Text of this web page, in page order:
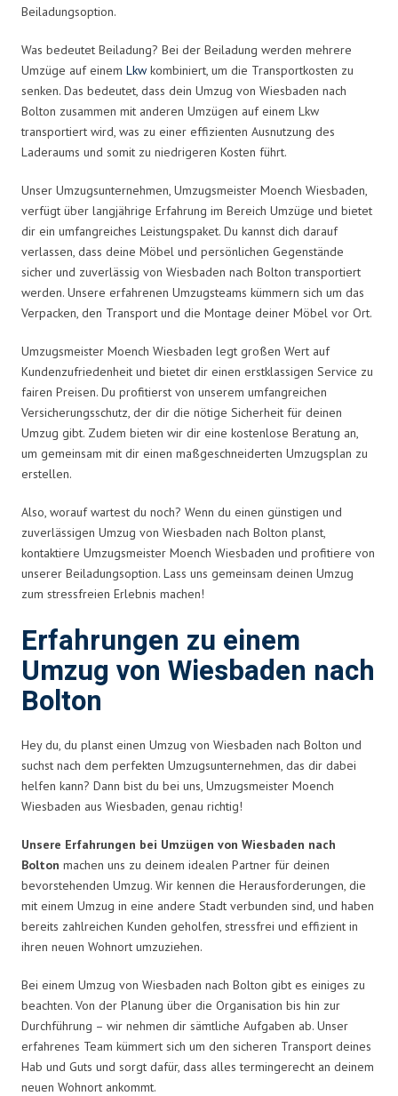
Beiladungsoption.
Was bedeutet Beiladung? Bei der Beiladung werden mehrere
Umzüge auf einem Lkw kombiniert, um die Transportkosten zu
senken. Das bedeutet, dass dein Umzug von Wiesbaden nach
Bolton zusammen mit anderen Umzügen auf einem Lkw
transportiert wird, was zu einer effizienten Ausnutzung des
Laderaums und somit zu niedrigeren Kosten führt.
Unser Umzugsunternehmen, Umzugsmeister Moench Wiesbaden,
verfügt über langjährige Erfahrung im Bereich Umzüge und bietet
dir ein umfangreiches Leistungspaket. Du kannst dich darauf
verlassen, dass deine Möbel und persönlichen Gegenstände
sicher und zuverlässig von Wiesbaden nach Bolton transportiert
werden. Unsere erfahrenen Umzugsteams kümmern sich um das
Verpacken, den Transport und die Montage deiner Möbel vor Ort.
Umzugsmeister Moench Wiesbaden legt großen Wert auf
Kundenzufriedenheit und bietet dir einen erstklassigen Service zu
fairen Preisen. Du profitierst von unserem umfangreichen
Versicherungsschutz, der dir die nötige Sicherheit für deinen
Umzug gibt. Zudem bieten wir dir eine kostenlose Beratung an,
um gemeinsam mit dir einen maßgeschneiderten Umzugsplan zu
erstellen.
Also, worauf wartest du noch? Wenn du einen günstigen und
zuverlässigen Umzug von Wiesbaden nach Bolton planst,
kontaktiere Umzugsmeister Moench Wiesbaden und profitiere von
unserer Beiladungsoption. Lass uns gemeinsam deinen Umzug
zum stressfreien Erlebnis machen!
Erfahrungen zu einem
Umzug von Wiesbaden nach
Bolton
Hey du, du planst einen Umzug von Wiesbaden nach Bolton und
suchst nach dem perfekten Umzugsunternehmen, das dir dabei
helfen kann? Dann bist du bei uns, Umzugsmeister Moench
Wiesbaden aus Wiesbaden, genau richtig!
Unsere Erfahrungen bei Umzügen von Wiesbaden nach
Bolton machen uns zu deinem idealen Partner für deinen
bevorstehenden Umzug. Wir kennen die Herausforderungen, die
mit einem Umzug in eine andere Stadt verbunden sind, und haben
bereits zahlreichen Kunden geholfen, stressfrei und effizient in
ihren neuen Wohnort umzuziehen.
Bei einem Umzug von Wiesbaden nach Bolton gibt es einiges zu
beachten. Von der Planung über die Organisation bis hin zur
Durchführung – wir nehmen dir sämtliche Aufgaben ab. Unser
erfahrenes Team kümmert sich um den sicheren Transport deines
Hab und Guts und sorgt dafür, dass alles termingerecht an deinem
neuen Wohnort ankommt.